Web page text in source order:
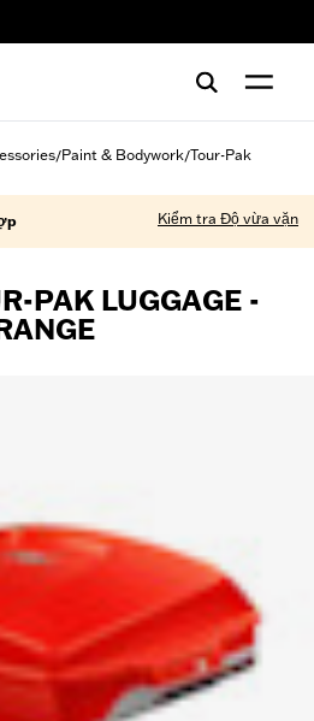
/Paint & Bodywork/Tour-Pak
Kiểm tra Độ vừa vặn
PAK LUGGAGE -